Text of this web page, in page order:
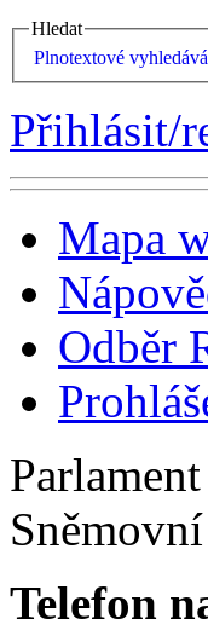
Hledat
Plnotextové
Přihlásit/
Mapa
Odběr
Telefon